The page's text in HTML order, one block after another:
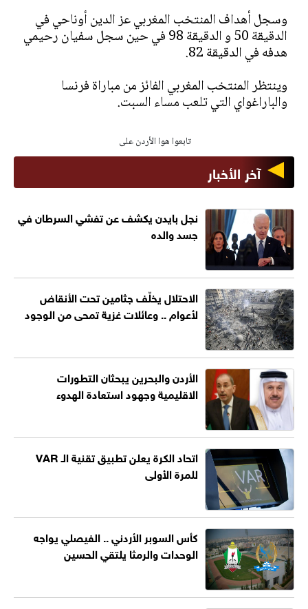
وسجل أهداف المنتخب المغربي عز الدين أوناحي في
الدقيقة 50 و الدقيقة 98 في حين سجل سفيان رحيمي
هدفه في الدقيقة 82.
وينتظر المنتخب المغربي الفائز من مباراة فرنسا
والباراغواي التي تلعب مساء السبت.
تابعوا هوا الأردن على
آخر الأخبار
نجل بايدن يكشف عن تفشي السرطان في
جسد والده
الاحتلال يخلّف جثامين تحت الأنقاض
لأعوام .. وعائلات غزية تمحى من الوجود
الأردن والبحرين يبحثان التطورات
الاقليمية وجهود استعادة الهدوء
اتحاد الكرة يعلن تطبيق تقنية الـ VAR
للمرة الأولى
كأس السوبر الأردني .. الفيصلي يواجه
الوحدات والرمثا يلتقي الحسين